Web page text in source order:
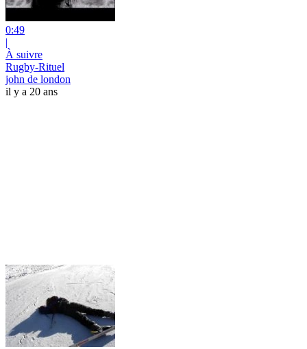
0:49
|
À suivre
Rugby-Rituel
john de london
il y a 20 ans